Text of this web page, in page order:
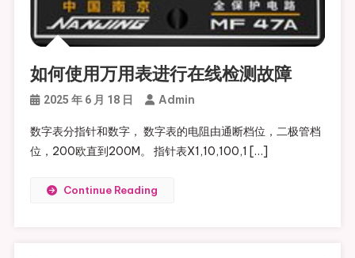
如何使用万用表进行在线检测故障
2025 年 6 月 18 日 Admin
数字表分指针和数字， 数字表的电阻由通断档位，二极管档
位，200欧直到200M。 指针表X1,10,100,1 […]
Continue Reading